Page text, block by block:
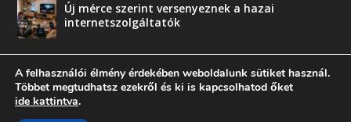
Új mérce szerint versenyeznek a hazai
internetszolgáltatók
A felhasználói élmény érdekében weboldalunk sütiket használ.
Többet megtudhatsz ezekről és ki is kapcsolhatod őket
ide kattintva.